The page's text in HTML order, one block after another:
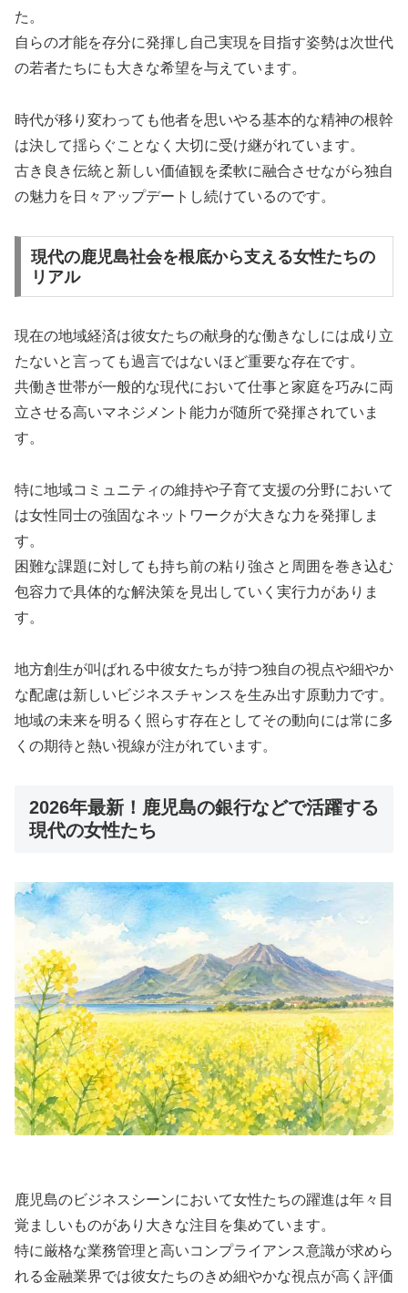
た。
自らの才能を存分に発揮し自己実現を目指す姿勢は次世代
の若者たちにも大きな希望を与えています。
時代が移り変わっても他者を思いやる基本的な精神の根幹
は決して揺らぐことなく大切に受け継がれています。
古き良き伝統と新しい価値観を柔軟に融合させながら独自
の魅力を日々アップデートし続けているのです。
現代の鹿児島社会を根底から支える女性たちの
リアル
現在の地域経済は彼女たちの献身的な働きなしには成り立
たないと言っても過言ではないほど重要な存在です。
共働き世帯が一般的な現代において仕事と家庭を巧みに両
立させる高いマネジメント能力が随所で発揮されていま
す。
特に地域コミュニティの維持や子育て支援の分野において
は女性同士の強固なネットワークが大きな力を発揮しま
す。
困難な課題に対しても持ち前の粘り強さと周囲を巻き込む
包容力で具体的な解決策を見出していく実行力がありま
す。
地方創生が叫ばれる中彼女たちが持つ独自の視点や細やか
な配慮は新しいビジネスチャンスを生み出す原動力です。
地域の未来を明るく照らす存在としてその動向には常に多
くの期待と熱い視線が注がれています。
2026年最新！鹿児島の銀行などで活躍する
現代の女性たち
鹿児島のビジネスシーンにおいて女性たちの躍進は年々目
覚ましいものがあり大きな注目を集めています。
特に厳格な業務管理と高いコンプライアンス意識が求めら
れる金融業界では彼女たちのきめ細やかな視点が高く評価